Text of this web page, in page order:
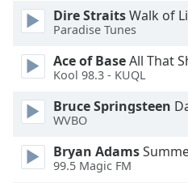
dialog
window.
Dire StraitsWalk of
Paradise Tunes
Ace of BaseAll That
Kool 98.3 - KUQL
Bruce Springsteen
WVBO
Bryan Adams
99.5 Magic FM